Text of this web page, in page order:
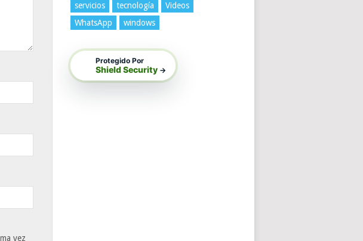
vez
servicios
tecnología
Videos
WhatsApp
windows
Protegido Por
Shield Security →